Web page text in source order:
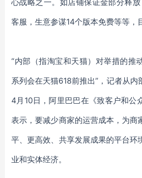
心战略之一。如店铺保证金部分释
客服，生意参谋14个版本免费等等，
“内部（指淘宝和天猫）对举措的推
系列会在天猫618前推出”，记者从内
4月10日，阿里巴巴在《致客户和公
表示，要减少商家的运营成本，为商
平、更高效、共享发展成果的平台环
业和实体经济。